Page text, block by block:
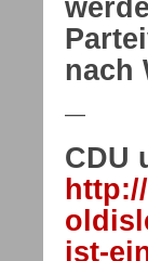
nach
—
CDU
ist-